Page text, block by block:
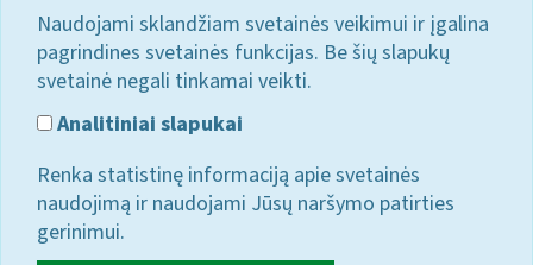
Naudojami sklandžiam svetainės veikimui ir įgalina
pagrindines svetainės funkcijas. Be šių slapukų
svetainė negali tinkamai veikti.
Analitiniai slapukai
Renka statistinę informaciją apie svetainės
naudojimą ir naudojami Jūsų naršymo patirties
gerinimui.